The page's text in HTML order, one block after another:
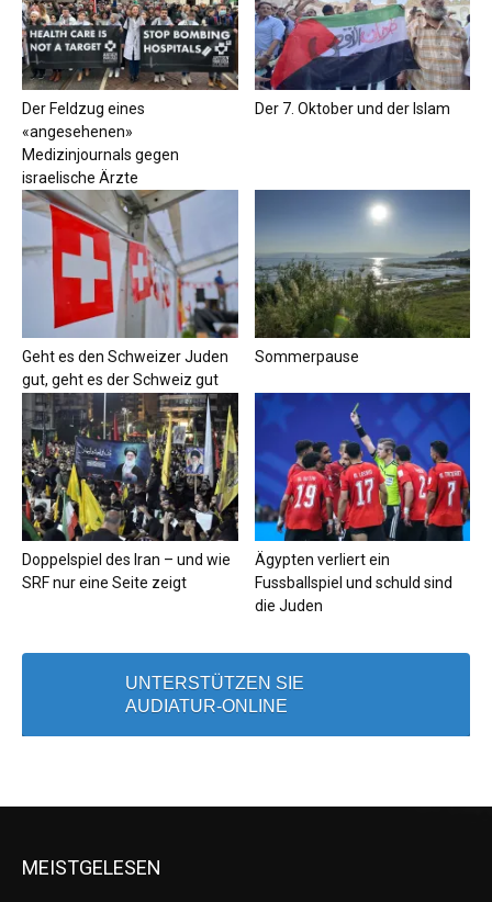
Der Feldzug eines
«angesehenen»
Medizinjournals gegen
israelische Ärzte
Der 7. Oktober und der Islam
Geht es den Schweizer Juden
gut, geht es der Schweiz gut
Sommerpause
Doppelspiel des Iran – und wie
SRF nur eine Seite zeigt
Ägypten verliert ein
Fussballspiel und schuld sind
die Juden
UNTERSTÜTZEN SIE
AUDIATUR-ONLINE
MEISTGELESEN